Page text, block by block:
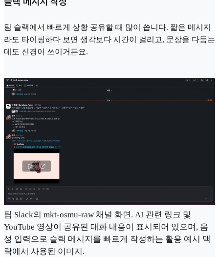
팀 슬랙에서 빠르게 상황 공유할 때 많이 씁니다. 짧은 메시지
라도 타이핑하다 보면 생각보다 시간이 걸리고, 문장을 다듬는
데도 신경이 쓰이거든요.
팀 Slack의 mkt-osmu-raw 채널 화면. AI 관련 링크 및
YouTube 영상이 공유된 대화 내용이 표시되어 있으며, 음
성 입력으로 슬랙 메시지를 빠르게 작성하는 활용 예시 맥
락에서 사용된 이미지.